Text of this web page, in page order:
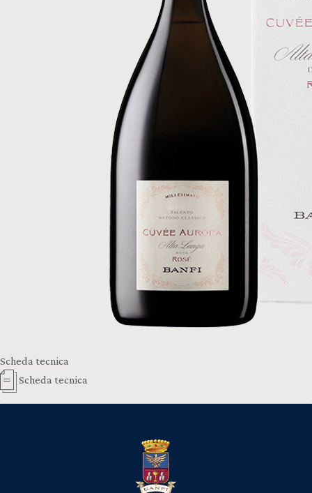
Scheda tecnica
Scheda tecnica